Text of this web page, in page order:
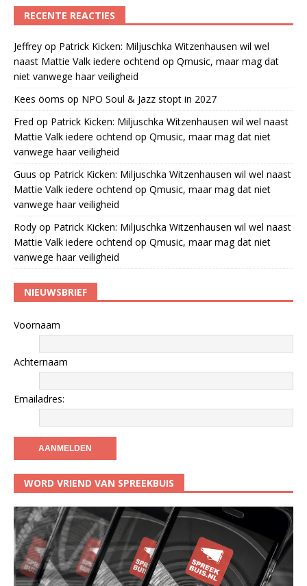
RECENTE REACTIES
Jeffrey op Patrick Kicken: Miljuschka Witzenhausen wil wel
naast Mattie Valk iedere ochtend op Qmusic, maar mag dat
niet vanwege haar veiligheid
Kees öoms op NPO Soul & Jazz stopt in 2027
Fred op Patrick Kicken: Miljuschka Witzenhausen wil wel naast
Mattie Valk iedere ochtend op Qmusic, maar mag dat niet
vanwege haar veiligheid
Guus op Patrick Kicken: Miljuschka Witzenhausen wil wel naast
Mattie Valk iedere ochtend op Qmusic, maar mag dat niet
vanwege haar veiligheid
Rody op Patrick Kicken: Miljuschka Witzenhausen wil wel naast
Mattie Valk iedere ochtend op Qmusic, maar mag dat niet
vanwege haar veiligheid
NIEUWSBRIEF
Voornaam
Achternaam
Emailadres:
WORD VRIEND VAN SPREEKBUIS